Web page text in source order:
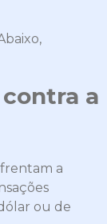
a
a
ou de